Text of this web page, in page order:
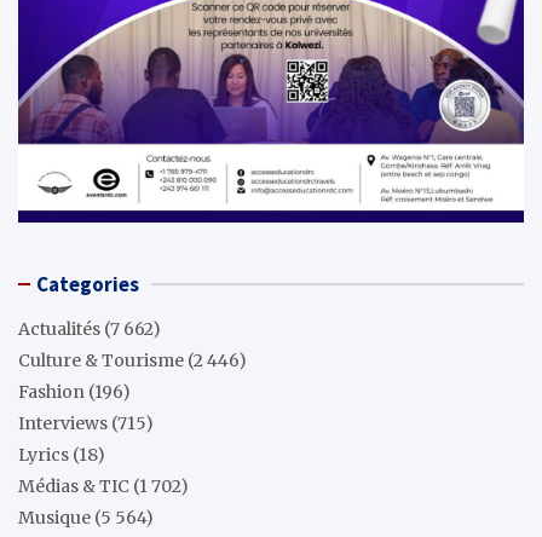
Categories
Actualités (7 662)
Culture & Tourisme (2 446)
Fashion (196)
Interviews (715)
Lyrics (18)
Médias & TIC (1 702)
Musique (5 564)